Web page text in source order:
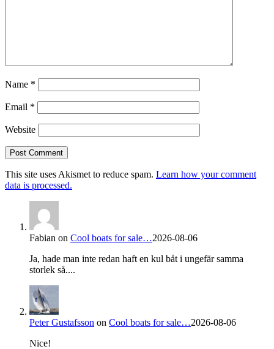
Name *
Email *
Website
This site uses Akismet to reduce spam. Learn how your comment
data is processed.
Fabian on Cool boats for sale…2026-08-06
Ja, hade man inte redan haft en kul båt i ungefär samma
storlek så....
Peter Gustafsson on Cool boats for sale…2026-08-06
Nice!